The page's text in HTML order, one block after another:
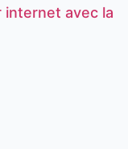
internet avec la